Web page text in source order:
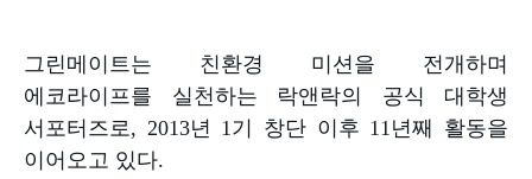
그린메이트는 친환경 미션을 전개하며
에코라이프를 실천하는 락앤락의 공식 대학생
서포터즈로 , 2013년 1 기 창단 이후 11 년째 활동을
이어오고 있다.